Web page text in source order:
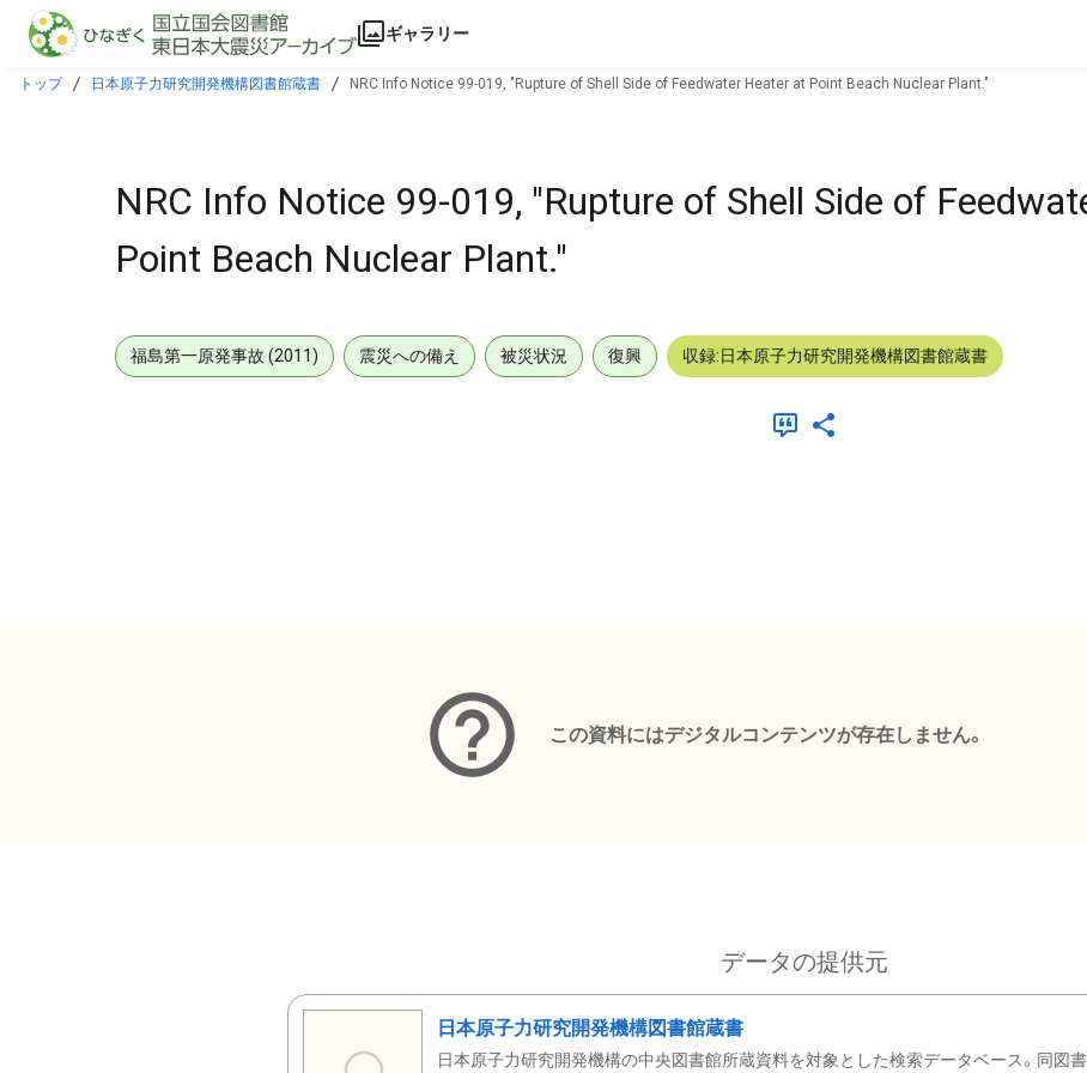
本文に飛ぶ
ギャラリー
トップ 日本原子力研究開発機構図書館蔵書 NRC Info Notice 99-019, "Rupture of Shell Side of Feedwater Heater at Point Beach Nuclear Plant."
NRC Info Notice 99-019, "Rupture of Shell Side of
Point Beach Nuclear Plant."
福島第一原発事故 (2011) 震災への備え 被災状況 復興 収録:日本原子力研究開発機構図書館蔵書
この資料にはデジタルコンテンツが存在しません。
データの提供元
日本原子力研究開発機構図書館蔵書
日本原子力研究開発機構の中央図書館所蔵資料を対象とした検索データベース。同図